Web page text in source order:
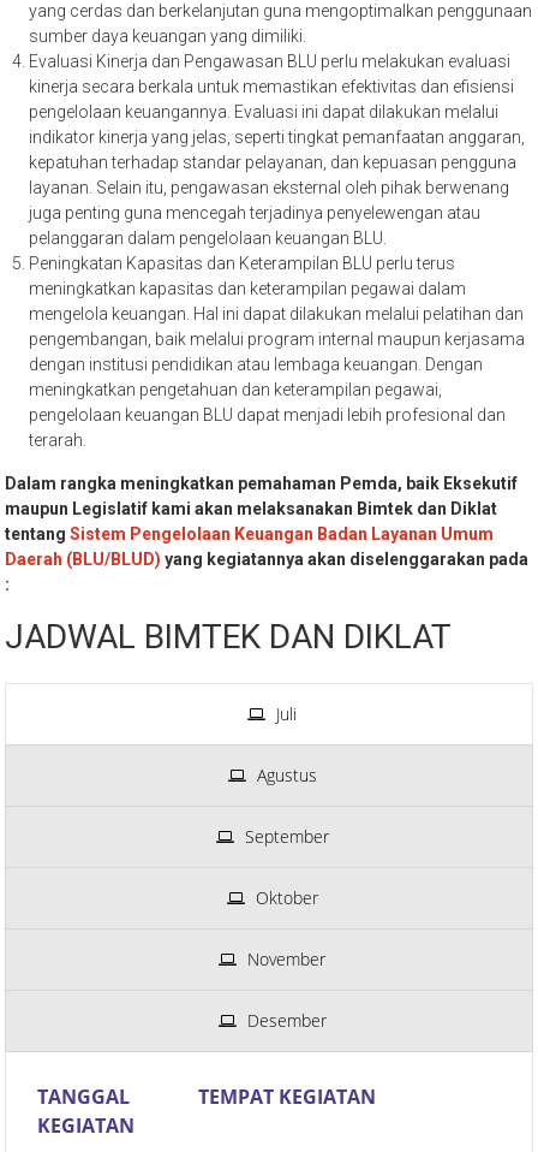
yang cerdas dan berkelanjutan guna mengoptimalkan penggunaan
sumber daya keuangan yang dimiliki.
Evaluasi Kinerja dan Pengawasan BLU perlu melakukan evaluasi
kinerja secara berkala untuk memastikan efektivitas dan efisiensi
pengelolaan keuangannya. Evaluasi ini dapat dilakukan melalui
indikator kinerja yang jelas, seperti tingkat pemanfaatan anggaran,
kepatuhan terhadap standar pelayanan, dan kepuasan pengguna
layanan. Selain itu, pengawasan eksternal oleh pihak berwenang
juga penting guna mencegah terjadinya penyelewengan atau
pelanggaran dalam pengelolaan keuangan BLU.
Peningkatan Kapasitas dan Keterampilan BLU perlu terus
meningkatkan kapasitas dan keterampilan pegawai dalam
mengelola keuangan. Hal ini dapat dilakukan melalui pelatihan dan
pengembangan, baik melalui program internal maupun kerjasama
dengan institusi pendidikan atau lembaga keuangan. Dengan
meningkatkan pengetahuan dan keterampilan pegawai,
pengelolaan keuangan BLU dapat menjadi lebih profesional dan
terarah.
Dalam rangka meningkatkan pemahaman Pemda, baik Eksekutif
maupun Legislatif kami akan melaksanakan Bimtek dan Diklat
tentangSistem Pengelolaan Keuangan Badan Layanan Umum
Daerah (BLU/BLUD) yang kegiatannya akan diselenggarakan pada
:
JADWAL BIMTEK DAN DIKLAT
Juli
Agustus
September
Oktober
November
Desember
TANGGAL
KEGIATAN
TEMPAT KEGIATAN